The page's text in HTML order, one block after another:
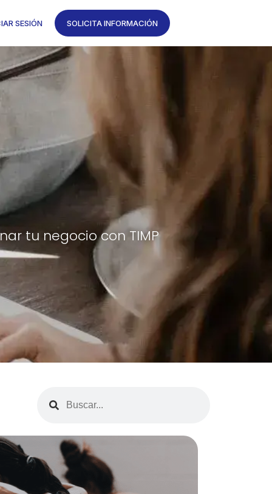
SESIÓN SOLICITA INFORMACIÓN
tu negocio con TIMP